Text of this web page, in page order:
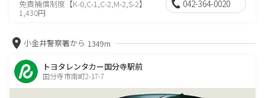
免責補償制度【K-0,C-1,C-2,M-2,S-2】
1,430円
042-364-0020
小金井警察署から 1349m
トヨタレンタカー国分寺駅前
国分寺市南町2-17-7